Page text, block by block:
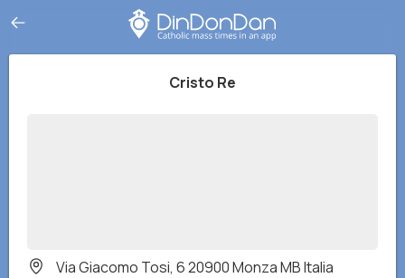
Cristo Re
Via Giacomo Tosi, 6 20900 Monza MB Italia